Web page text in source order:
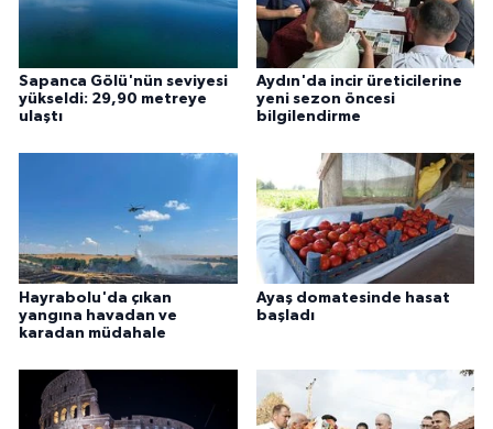
Sapanca Gölü'nün seviyesi
yükseldi: 29,90 metreye
ulaştı
Aydın'da incir üreticilerine
yeni sezon öncesi
bilgilendirme
Hayrabolu'da çıkan
yangına havadan ve
karadan müdahale
Ayaş domatesinde hasat
başladı